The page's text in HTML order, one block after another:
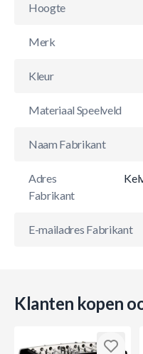
Hoogte
Merk
Kleur
Materiaal Speelveld
Naam Fabrikant
Adres
Fabrikant
E-mailadres Fabrikant
Klanten kopen